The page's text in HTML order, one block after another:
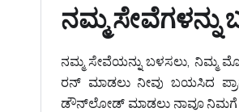
ನಮ್ಮ ಸೇವೆಗಳನ್ನು
ನಮ್ಮ ಸೇವೆಯನ್ನು ಬಳಸಲು, ನಿಮ್ಮ
ರನ್ ಮಾಡಲು ನೀವು ಬಯಸಿದ
ಡೌನ್‌ಲೋಡ್ ಮಾಡಲು ನಾವೂ ನಿಮಗೆ